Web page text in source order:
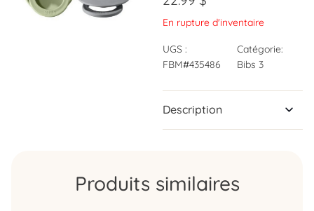
En rupture d'inventaire
UGS :
FBM#435486
Catégorie:
Bibs 3
Description
Produits similaires